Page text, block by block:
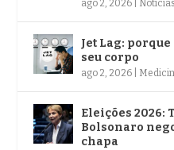
ago 2, 2026 Notícias
Jet Lag: porque
seu corpo
ago 2, 2026
Eleições 2026:
Bolsonaro
chapa